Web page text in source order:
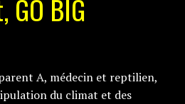
BIG
A, médecin et reptilien,
du climat et des